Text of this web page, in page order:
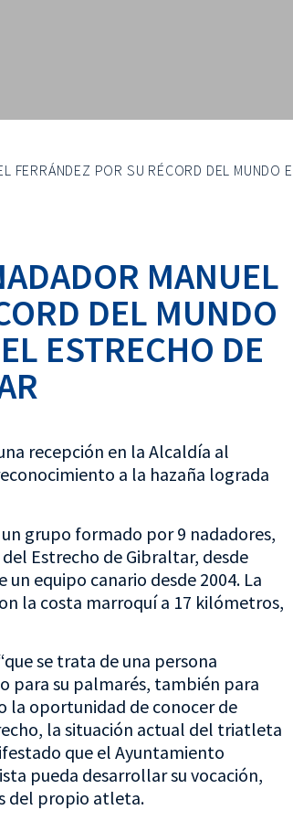
FERRÁNDEZ POR SU RÉCORD DEL MUNDO
MANUEL
DEL MUNDO
ESTRECHO DE
recepción en la Alcaldía al
a la hazaña lograda
grupo formado por 9 nadadores,
Estrecho de Gibraltar, desde
equipo canario desde 2004. La
la costa marroquí a 17 kilómetros,
se trata de una persona
para su palmarés, también para
la oportunidad de conocer de
la situación actual del triatleta
que el Ayuntamiento
pueda desarrollar su vocación,
del propio atleta.